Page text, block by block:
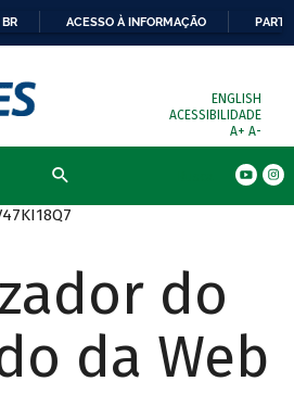
ACESSO À INFORMAÇÃO
ENGLISH
ACESSIBILIDADE
A+ A-
do
da Web